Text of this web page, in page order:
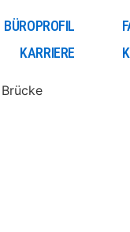
BÜROPROFIL
KARRIERE